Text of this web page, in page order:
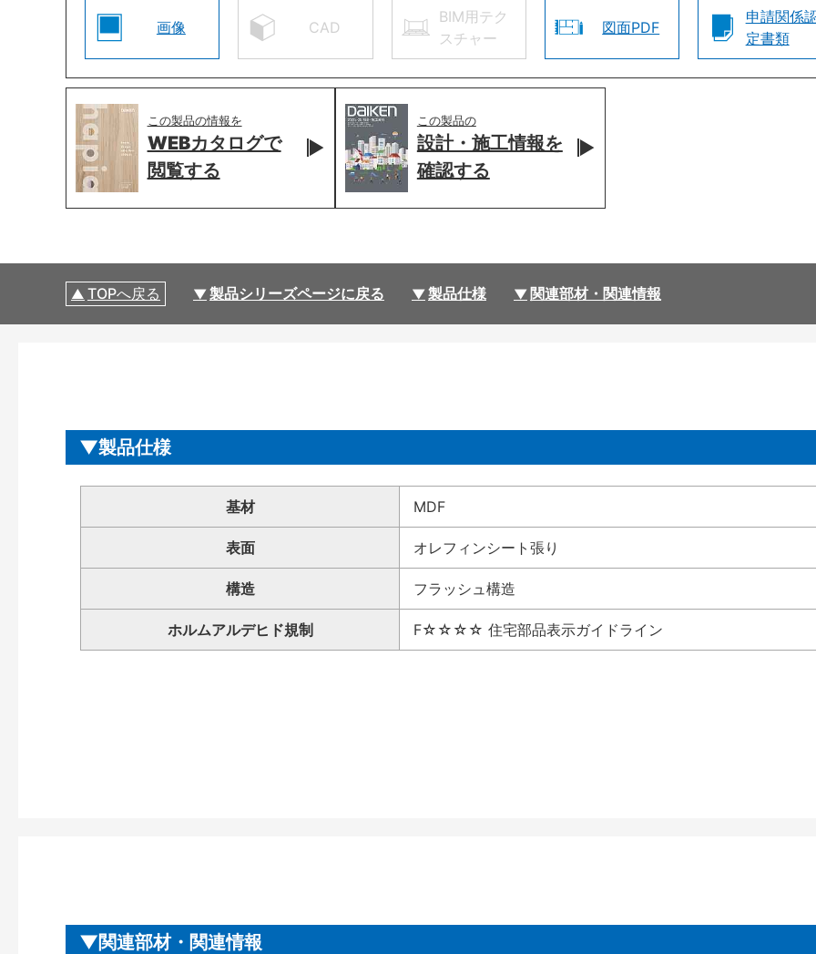
画像 CAD
BIM用テク
スチャー
図面PDF
申請関係
定書類
この製品の情報を
WEBカタログで
閲覧する
この製品の
設計・施工情報を
確認する
TOPへ戻る 製品シリーズページに戻る 製品仕様 関連部材・関連情報
製品仕様
基材 MDF
表面 オレフィンシート張り
構造 フラッシュ構造
ホルムアルデヒド規制 F☆☆☆☆ 住宅部品表示ガイドライン
関連部材・関連情報